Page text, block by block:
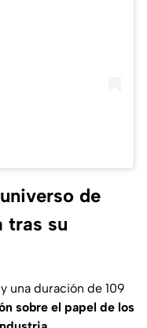
de
tras su
una duración de 109
sobre el papel de los